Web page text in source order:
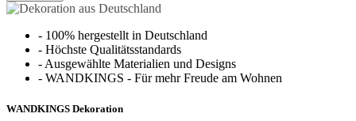
- 100% hergestellt in Deutschland
- Höchste Qualitätsstandards
- Ausgewählte Materialien und Designs
- WANDKINGS - Für mehr Freude am Wohnen
WANDKINGS Dekoration